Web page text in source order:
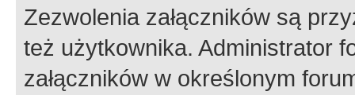
Zezwolenia załączników są
też użytkownika. Administrator
załączników w określonym